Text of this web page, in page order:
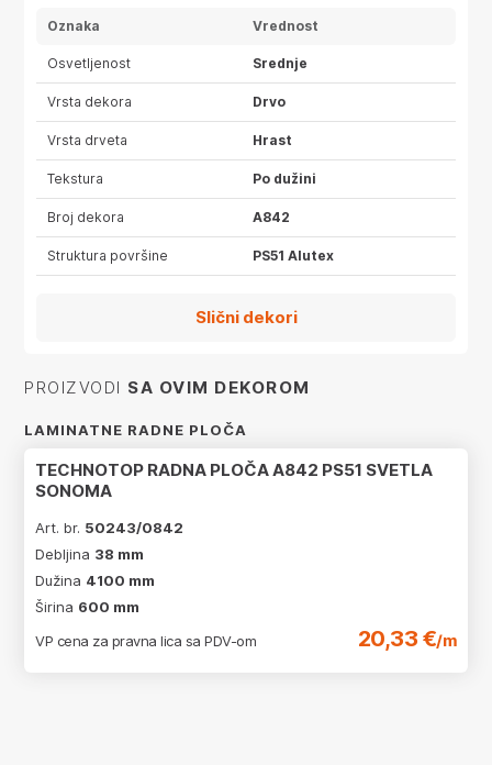
Oznaka Vrednost
Osvetljenost Srednje
Vrsta dekora Drvo
Vrsta drveta Hrast
Tekstura Po dužini
Broj dekora A842
Struktura površine PS51 Alutex
Slični dekori
PROIZVODI SA OVIM DEKOROM
LAMINATNE RADNE PLOČA
TECHNOTOP RADNA PLOČA A842 PS51 SVETLA
SONOMA
Art. br. 50243/0842
Debljina 38 mm
Dužina 4100 mm
Širina 600 mm
VP cena za pravna lica sa PDV-om
20,33 €/m